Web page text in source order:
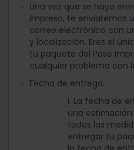
Una vez que se haya
Impreso, te enviaremos
correo electrónico con
y localización. Eres el
tu paquete del Pase
cualquier problema con
Fecha de entrega.
i. La fecha de
una
todas las
entregar tu